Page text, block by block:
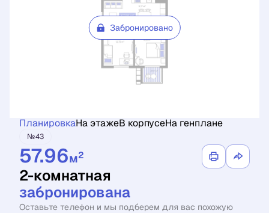
Забронировано
ПланировкаНа этажеВ корпусеНа генплане
№43
57.96м2
2-комнатная
забронирована
Оставьте телефон и мы подберем для вас похожую